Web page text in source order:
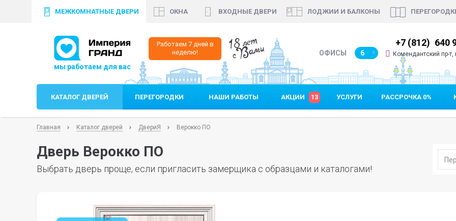
МЕЖКОМНАТНЫЕ ДВЕРИ ОКНА ВХОДНЫЕ ДВЕРИ ЛОДЖИИ И БАЛКОНЫ
Работаем 7 дней в
неделю!
18 лет
с Вами ОФИСЫ 6
+7 (812) 640 35 99 +7 (812) 640 90 48 +7 (812) 640
Комендантский пр-
КАТАЛОГ ДВЕРЕЙ ПЕРЕГОРОДКИ НАШИ РАБОТЫ АКЦИИ 13 УСЛУГИ РАССРОЧКА 0%
Главная Каталог дверей ДвериЯ Верокко ПО
Дверь Верокко ПО
Выбрать дверь проще, если пригласить замерщика с образцами и каталогами!